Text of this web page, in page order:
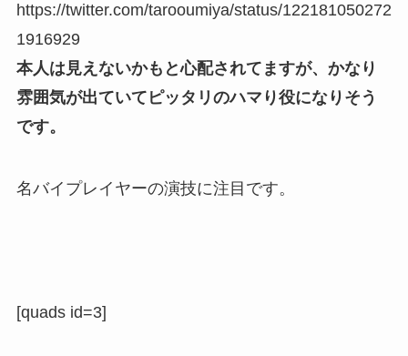
https://twitter.com/tarooumiya/status/122181050272
1916929
本人は見えないかもと心配されてますが、かなり
雰囲気が出ていてピッタリのハマり役になりそう
です。
名バイプレイヤーの演技に注目です。
[quads id=3]